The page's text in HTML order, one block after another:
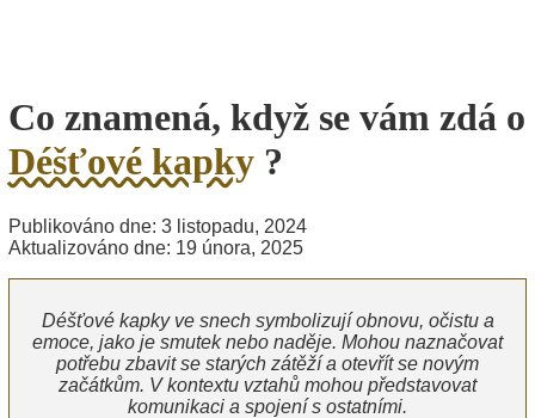
Co znamená, když se vám zdá o
Déšťové kapky ?
Publikováno dne: 3 listopadu, 2024
Aktualizováno dne: 19 února, 2025
Déšťové kapky ve snech symbolizují obnovu, očistu a
emoce, jako je smutek nebo naděje. Mohou naznačovat
potřebu zbavit se starých zátěží a otevřít se novým
začátkům. V kontextu vztahů mohou představovat
komunikaci a spojení s ostatními.